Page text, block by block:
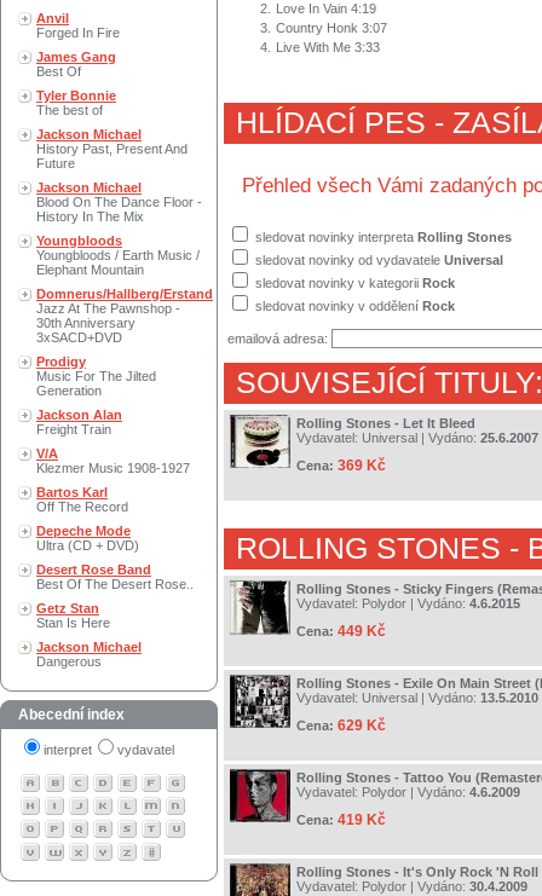
Anvil
Forged In Fire
James Gang
Best Of
Tyler Bonnie
The best of
Jackson Michael
History Past, Present And
Future
Jackson Michael
Blood On The Dance Floor -
History In The Mix
Youngbloods
Youngbloods / Earth Music /
Elephant Mountain
Domnerus/Hallberg/Erstand
Jazz At The Pawnshop -
30th Anniversary
3xSACD+DVD
Prodigy
Music For The Jilted
Generation
Jackson Alan
Freight Train
V/A
Klezmer Music 1908-1927
Bartos Karl
Off The Record
Depeche Mode
Ultra (CD + DVD)
Desert Rose Band
Best Of The Desert Rose..
Getz Stan
Stan Is Here
Jackson Michael
Dangerous
Abecední index
interpret vydavatel
2.
Love In Vain 4:19
3. Country Honk 3:07
4.
Live With Me 3:33
HLÍDACÍ PES -
Přehled všech Vámi zadaných
sledovat novinky interpreta Rolling Stones
sledovat novinky od vydavatele Universal
sledovat novinky v kategorii Rock
sledovat novinky v oddělení Rock
emailová adresa:
SOUVISEJÍCÍ TITULY:
Rolling Stones - Let It Bleed
Vydavatel: Universal | Vydáno: 25.6.2007
Cena: 369 Kč
ROLLING STONES -
Rolling Stones - Sticky Fingers
Vydavatel: Polydor | Vydáno: 4.6.2015
Cena: 449 Kč
Rolling Stones - Exile On Main Street
Vydavatel: Universal | Vydáno: 13.5.2010
Cena: 629 Kč
Rolling Stones - Tattoo You
Vydavatel: Polydor | Vydáno: 4.6.2009
Cena: 419 Kč
Rolling Stones - It's Only Rock 'N Roll
Vydavatel: Polydor | Vydáno: 30.4.2009